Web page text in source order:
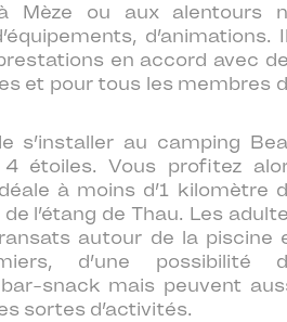
Mèze ou aux alentours
d’animations.
en accord avec
et pour tous les membres
s’installer au camping
4 étoiles. Vous profitez
à moins d’1 kilomètre
l’étang de Thau. Les
autour de la piscine
d’une possibilité
snack mais peuvent
sortes d’activités.